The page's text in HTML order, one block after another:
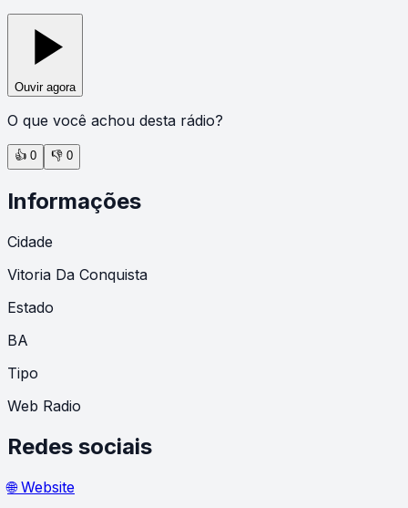
Ouvir agora
O que você achou desta rádio?
👍 0 👎 0
Informações
Cidade
Vitoria Da Conquista
Estado
BA
Tipo
Web Radio
Redes sociais
🌐 Website